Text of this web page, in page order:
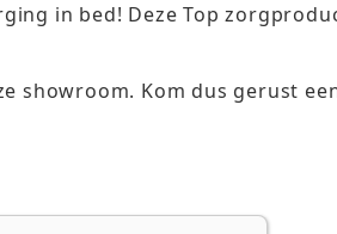
in bed! Deze Top
showroom. Kom dus gerust